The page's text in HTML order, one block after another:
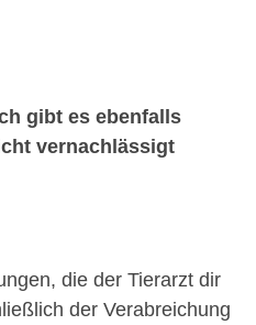
gibt es ebenfalls
vernachlässigt
die der Tierarzt dir
der Verabreichung